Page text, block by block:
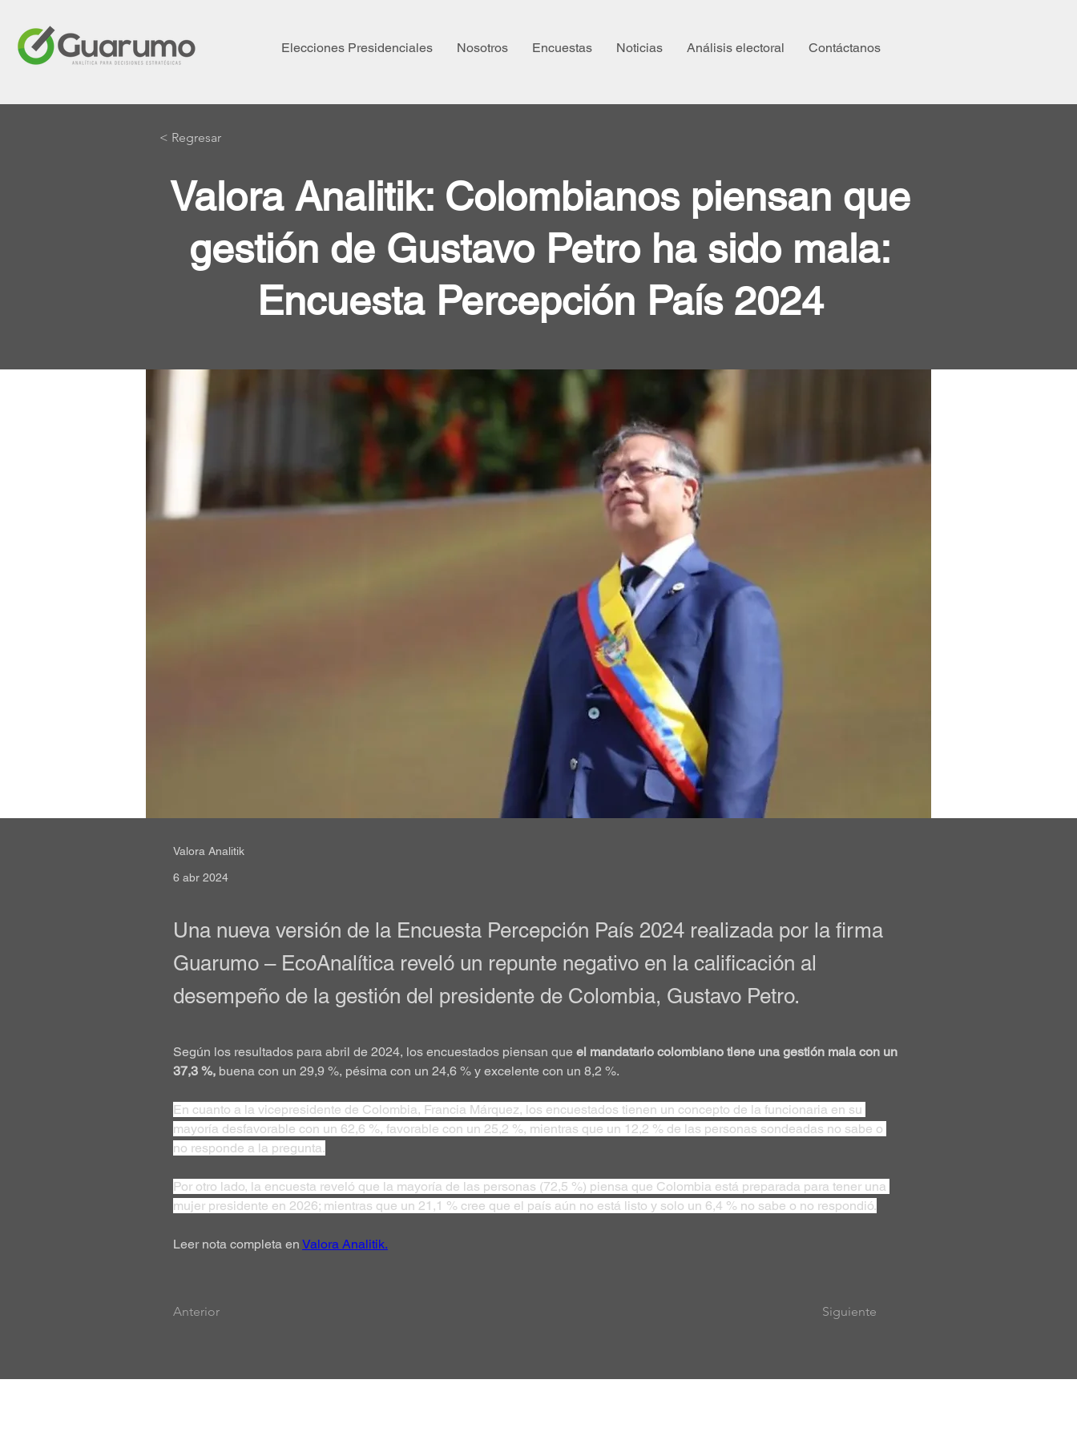
Elecciones Presidenciales Nosotros Encuestas Noticias Análisis electoral Contáctanos
< Regresar
Valora Analitik: Colombianos piensan que
gestión de Gustavo Petro ha sido mala:
Encuesta Percepción País 2024
Valora Analitik
6 abr 2024
Una nueva versión de la Encuesta Percepción País 2024 realizada por la firma
Guarumo – EcoAnalítica reveló un repunte negativo en la calificación al
desempeño de la gestión del presidente de Colombia, Gustavo Petro.
Según los resultados para abril de 2024, los encuestados piensan que el mandatario colombiano tiene una gestión mala con un
37,3 %, buena con un 29,9 %, pésima con un 24,6 % y excelente con un 8,2 %.
En cuanto a la vicepresidente de Colombia, Francia Márquez, los encuestados tienen un concepto de la funcionaria en su
mayoría desfavorable con un 62,6 %, favorable con un 25,2 %, mientras que un 12,2 % de las personas sondeadas no sabe o
no responde a la pregunta.
Por otro lado, la encuesta reveló que la mayoría de las personas (72,5 %) piensa que Colombia está preparada para tener una
mujer presidente en 2026; mientras que un 21,1 % cree que el país aún no está listo y solo un 6,4 % no sabe o no respondió.
Leer nota completa en Valora Analitik.
Anterior Siguiente